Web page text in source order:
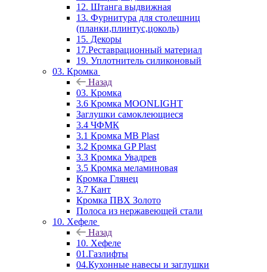
12. Штанга выдвижная
13. Фурнитура для столешниц
(планки,плинтус,цоколь)
15. Декоры
17.Реставрационный материал
19. Уплотнитель силиконовый
03. Кромка
Назад
03. Кромка
3.6 Кромка MOONLIGHT
Заглушки самоклеющиеся
3.4 ЧФМК
3.1 Кромка MB Plast
3.2 Кромка GP Plast
3.3 Кромка Увадрев
3.5 Кромка меламиновая
Кромка Глянец
3.7 Кант
Кромка ПВХ Золото
Полоса из нержавеющей стали
10. Хефеле
Назад
10. Хефеле
01.Газлифты
04.Кухонные навесы и заглушки